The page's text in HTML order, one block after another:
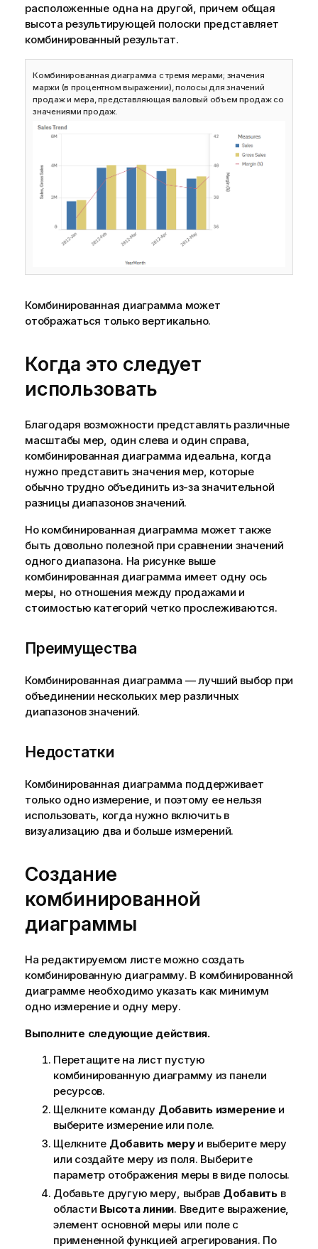
расположенные одна на другой, причем общая
высота результирующей полоски представляет
комбинированный результат.
Комбинированная диаграмма с тремя мерами; значения
маржи (в процентном выражении), полосы для значений
продаж и мера, представляющая валовый объем продаж со
значениями продаж.
Комбинированная диаграмма может
отображаться только вертикально.
Когда это следует
использовать
Благодаря возможности представлять различные
масштабы мер, один слева и один справа,
комбинированная диаграмма идеальна, когда
нужно представить значения мер, которые
обычно трудно объединить из-за значительной
разницы диапазонов значений.
Но комбинированная диаграмма может также
быть довольно полезной при сравнении значений
одного диапазона. На рисунке выше
комбинированная диаграмма имеет одну ось
меры, но отношения между продажами и
стоимостью категорий четко прослеживаются.
Преимущества
Комбинированная диаграмма — лучший выбор при
объединении нескольких мер различных
диапазонов значений.
Недостатки
Комбинированная диаграмма поддерживает
только одно измерение, и поэтому ее нельзя
использовать, когда нужно включить в
визуализацию два и больше измерений.
Создание
комбинированной
диаграммы
На редактируемом листе можно создать
комбинированную диаграмму. В комбинированной
диаграмме необходимо указать как минимум
одно измерение и одну меру.
Выполните следующие действия.
Перетащите на лист пустую
комбинированную диаграмму из панели
ресурсов.
Щелкните команду Добавить измерение и
выберите измерение или поле.
Щелкните Добавить меруи выберите меру
или создайте меру из поля. Выберите
параметр отображения меры в виде полосы.
Добавьте другую меру, выбрав Добавитьв
области Высота линии. Введите выражение,
элемент основной меры или поле с
примененной функцией агрегирования. По